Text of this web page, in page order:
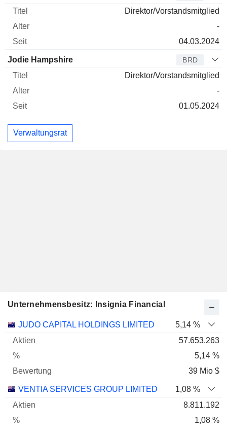
Direktor/Vorstandsmitglied
-
04.03.2024
Jodie Hampshire BRD
Direktor/Vorstandsmitglied
-
01.05.2024
Verwaltungsrat
Unternehmensbesitz: Insignia Financial
Name Aktien % Bewertung
JUDO CAPITAL HOLDINGS LIMITED
5,14 %
57.653.263
5,14 %
39 Mio $
VENTIA SERVICES GROUP LIMITED
1,08 %
8.811.192
1,08 %